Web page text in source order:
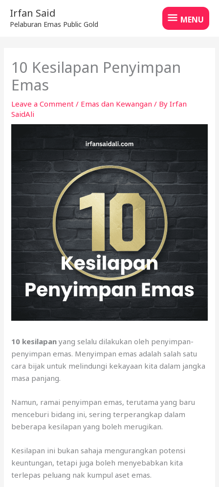
content
Irfan Said
Pelaburan Emas Public Gold
MENU
MENU
10 Kesilapan Penyimpan
Emas
Leave a Comment / Emas dan Kewangan / ByIrfan
SaidAli
10 kesilapan yang selalu dilakukan oleh penyimpan-
penyimpan emas. Menyimpan emas adalah salah satu
cara bijak untuk melindungi kekayaan kita dalam jangka
masa panjang.
Namun, ramai penyimpan emas, terutama yang baru
menceburi bidang ini, sering terperangkap dalam
beberapa kesilapan yang boleh merugikan.
Kesilapan ini bukan sahaja mengurangkan potensi
keuntungan, tetapi juga boleh menyebabkan kita
terlepas peluang nak kumpul aset emas.